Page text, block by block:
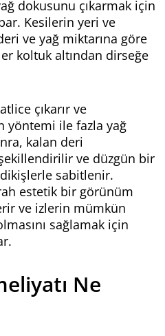
dokusunu çıkarmak için
Kesilerin yeri ve
ve yağ miktarına göre
koltuk altından dirseğe
çıkarır ve
yöntemi ile fazla yağ
kalan deri
şekillendirilir ve düzgün bir
sabitlenir.
estetik bir görünüm
ve izlerin mümkün
sağlamak için
Ne